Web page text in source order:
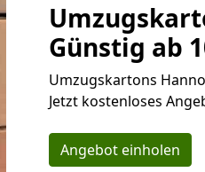
Günstig ab
Umzugskartons
Jetzt kostenloses
Angebot einholen